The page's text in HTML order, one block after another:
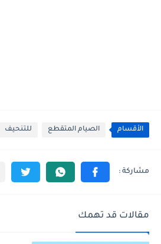
الأقسام الصيام المتقطع للتنحيف
مقالات قد تهمك